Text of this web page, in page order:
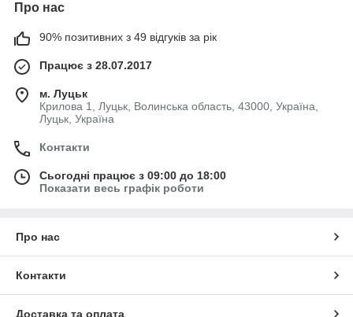
Про нас
90% позитивних з 49 відгуків за рік
Працює з 28.07.2017
м. Луцьк
Крилова 1, Луцьк, Волинська область, 43000, Україна,
Луцьк, Україна
Контакти
Сьогодні працює з 09:00 до 18:00
Показати весь графік роботи
Про нас
Контакти
Доставка та оплата